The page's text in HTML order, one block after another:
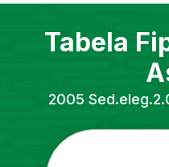
Tabela
2005